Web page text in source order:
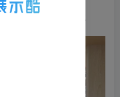
更多资料在下载区获取